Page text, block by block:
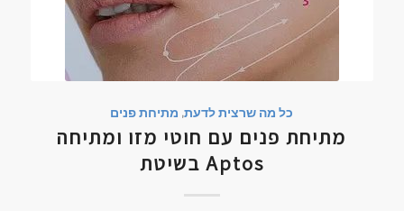
כל מה שרצית לדעת, מתיחת פנים
מתיחת פנים עם חוטי מזו ומתיחה
בשיטת Aptos